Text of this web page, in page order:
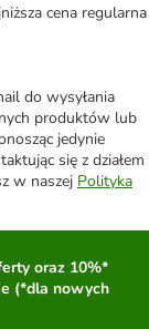
cena regularna
do wysyłania
produktów lub
jedynie
się z działem
w naszej Polityka
oraz 10%*
(*dla nowych